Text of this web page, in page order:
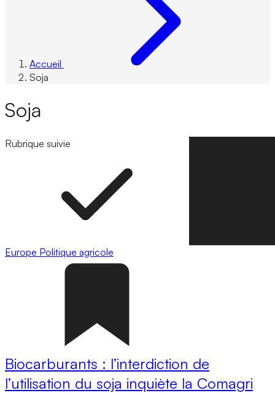
Accueil
Soja
Soja
Rubrique suivie
Europe Politique agricole
Biocarburants : l’interdiction de
l’utilisation du soja inquiète la Comagri